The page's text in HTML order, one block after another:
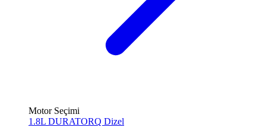
Motor Seçimi
1.8L DURATORQ Dizel